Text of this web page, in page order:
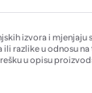
izvora i
razlike u odnosu
u opisu